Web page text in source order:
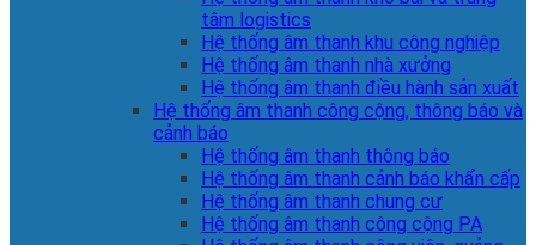
tâm logistics
Hệ thống âm thanh khu công nghiệp
Hệ thống âm thanh nhà xưởng
Hệ thống âm thanh điều hành sản xuất
Hệ thống âm thanh công cộng, thông báo và
cảnh báo
Hệ thống âm thanh thông báo
Hệ thống âm thanh cảnh báo khẩn cấp
Hệ thống âm thanh chung cư
Hệ thống âm thanh công cộng PA